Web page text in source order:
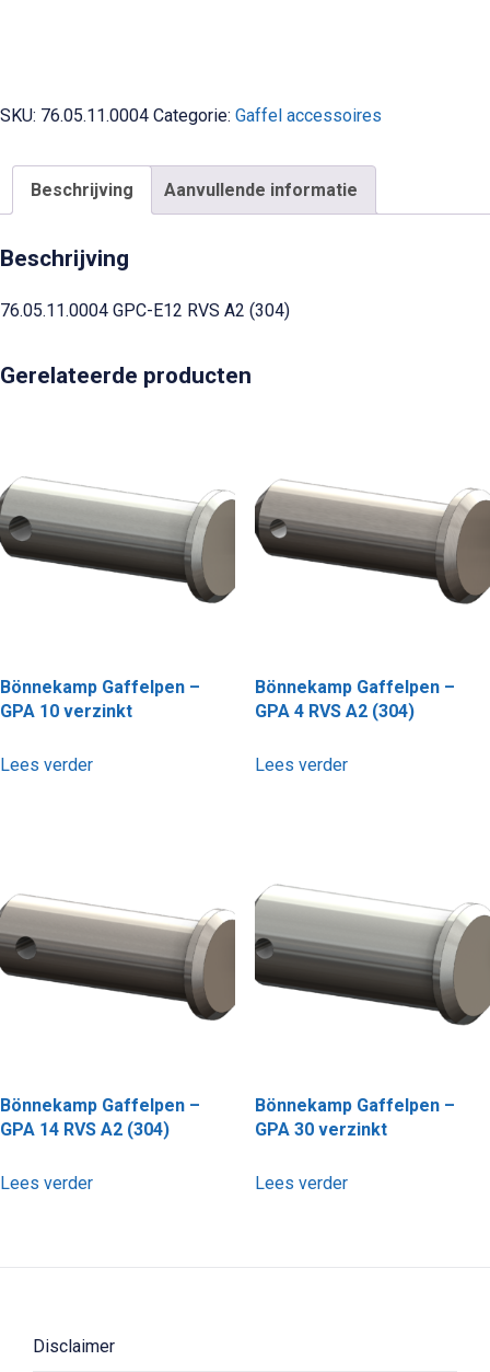
SKU: 76.05.11.0004 Categorie: Gaffel accessoires
Beschrijving Aanvullende informatie
Beschrijving
76.05.11.0004 GPC-E12 RVS A2 (304)
Gerelateerde producten
Bönnekamp Gaffelpen –
GPA 10 verzinkt
Lees verder
Bönnekamp Gaffelpen –
GPA 4 RVS A2 (304)
Lees verder
Bönnekamp Gaffelpen –
GPA 14 RVS A2 (304)
Lees verder
Bönnekamp Gaffelpen –
GPA 30 verzinkt
Lees verder
Disclaimer